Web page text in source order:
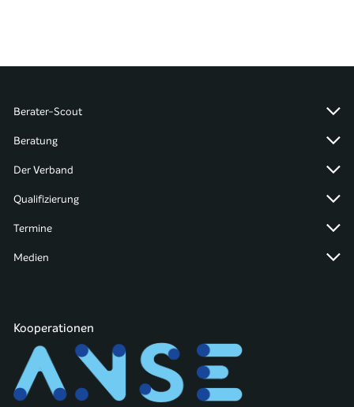
Berater-Scout
Beratung
Der Verband
Qualifizierung
Termine
Medien
Kooperationen